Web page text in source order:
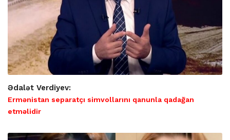
Ədalət Verdiyev:
Ermənistan separatçı simvollarını qanunla qadağan
etməlidir